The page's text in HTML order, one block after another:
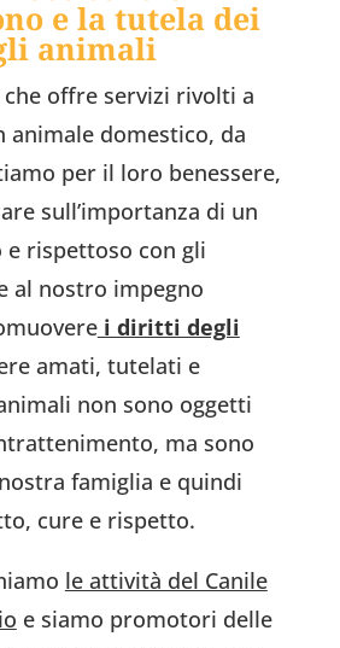
e la tutela dei
animali
che offre servizi rivolti a
animale domestico, da
per il loro benessere,
sull’importanza di un
rispettoso con gli
al nostro impegno
i diritti degli
amati, tutelati e
non sono oggetti
ma sono
famiglia e quindi
cure e rispetto.
le attività del Canile
e siamo promotori delle